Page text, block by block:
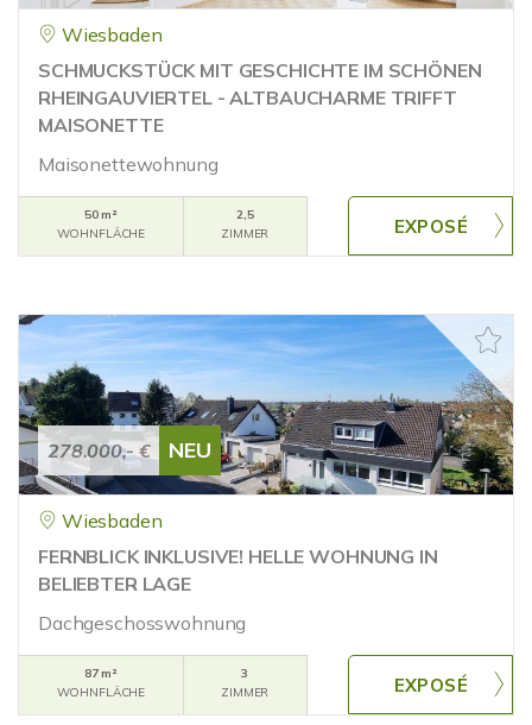
Wiesbaden
SCHMUCKSTÜCK MIT GESCHICHTE IM SCHÖNEN
RHEINGAUVIERTEL - ALTBAUCHARME TRIFFT
MAISONETTE
Maisonettewohnung
50 m²
WOHNFLÄCHE
2,5
ZIMMER
278.000,- € NEU
Wiesbaden
FERNBLICK INKLUSIVE! HELLE WOHNUNG IN
BELIEBTER LAGE
Dachgeschosswohnung
87 m²
WOHNFLÄCHE
3
ZIMMER